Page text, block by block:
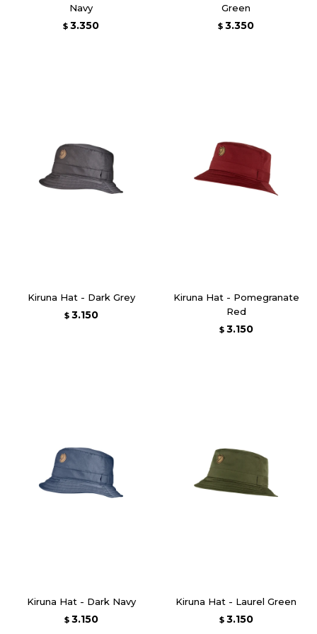
Navy
$ 3.350
Green
$ 3.350
Kiruna Hat - Dark Grey
$ 3.150
Kiruna Hat - Pomegranate
Red
$ 3.150
Kiruna Hat - Dark Navy
$ 3.150
Kiruna Hat - Laurel Green
$ 3.150